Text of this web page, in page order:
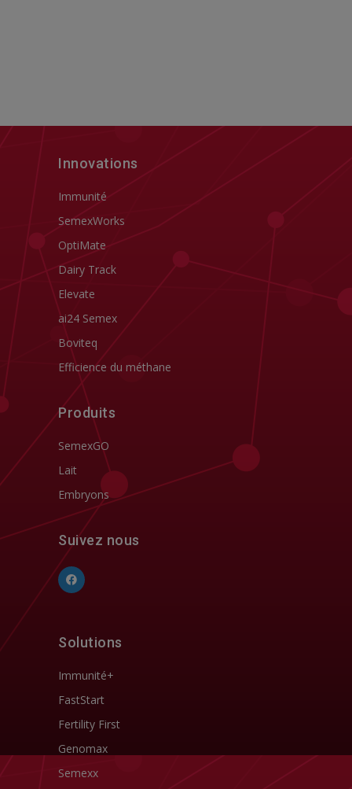
Innovations
Immunité
SemexWorks
OptiMate
Dairy Track
Elevate
ai24 Semex
Boviteq
Efficience du méthane
Produits
SemexGO
Lait
Embryons
Suivez nous
Solutions
Immunité+
FastStart
Fertility First
Genomax
Semexx